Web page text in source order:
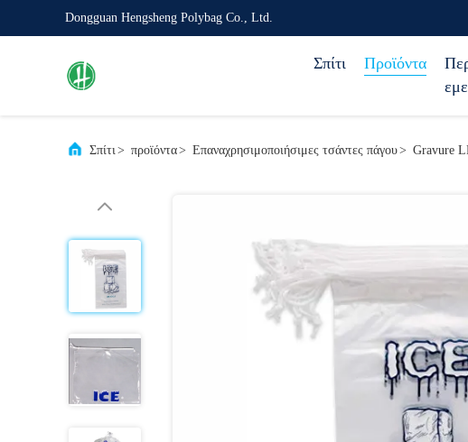
Dongguan Hengsheng Polybag Co., Ltd.
Σπίτι Προϊόντα
Σπίτι> προϊόντα> Επαναχρησιμοποιήσιμες τσάντες πάγου> Gravure